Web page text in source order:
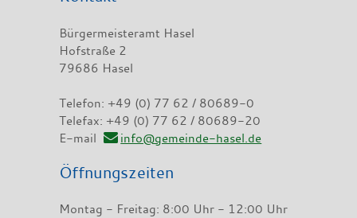
Bürgermeisteramt Hasel
Hofstraße 2
79686 Hasel
Telefon: +49 (0) 77 62 / 80689-0
Telefax: +49 (0) 77 62 / 80689-20
E-mail
info@gemeinde-hasel.de
Öffnungszeiten
Montag - Freitag: 8:00 Uhr - 12:00 Uhr